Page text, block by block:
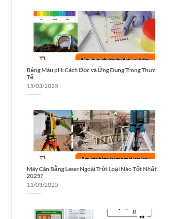
Bảng Màu pH: Cách Đọc và Ứng Dụng Trong Thực
Tế
15/03/2025
Máy Cân Bằng Laser Ngoài Trời Loại Nào Tốt Nhất
2025?
11/03/2025